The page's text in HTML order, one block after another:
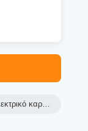
ηλεκτρικό καροτσάκι γκολφ lsv